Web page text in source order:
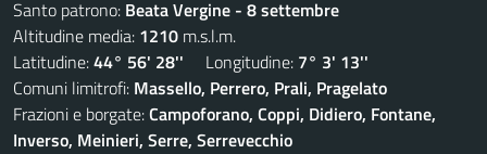
Santo patrono: Beata Vergine - 8 settembre
Altitudine media: 1210 m.s.l.m.
Latitudine:44° 56' 28'' Longitudine: 7° 3' 13''
Comuni limitrofi: Massello, Perrero, Prali, Pragelato
Frazioni e borgate:Campoforano, Coppi, Didiero, Fontane,
Inverso, Meinieri, Serre, Serrevecchio